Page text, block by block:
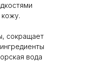
сокращает
вода